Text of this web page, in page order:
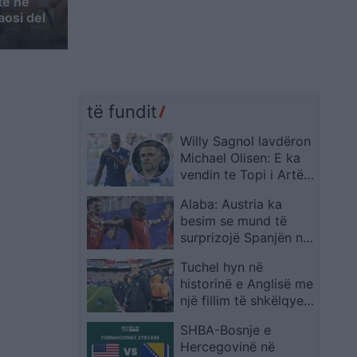
del
të fundit
Willy Sagnol lavdëron
Michael Olisen: E ka
vendin te Topi i Artë,
Ronaldon
Alaba: Austria ka
besim se mund të
surprizojë Spanjën në
Tuchel hyn në
historinë e Anglisë me
një fillim të shkëlqyer
SHBA-Bosnje e
Hercegovinë në